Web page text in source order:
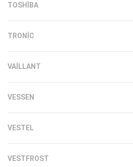
TOSHIBA
TRONIC
VAILLANT
VESSEN
VESTEL
VESTFROST